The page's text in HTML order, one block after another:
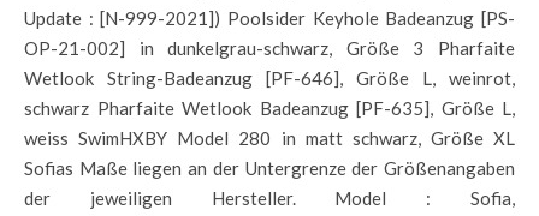
Update : [N-999-2021]) Poolsider Keyhole Badeanzug [PS-
OP-21-002] in dunkelgrau-schwarz, Größe 3 Pharfaite
Wetlook String-Badeanzug [PF-646], Größe L, weinrot,
schwarz Pharfaite Wetlook Badeanzug [PF-635], Größe L,
weiss SwimHXBY Model 280 in matt schwarz, Größe XL
Sofias Maße liegen an der Untergrenze der Größenangaben
der jeweiligen Hersteller. Model : Sofia,